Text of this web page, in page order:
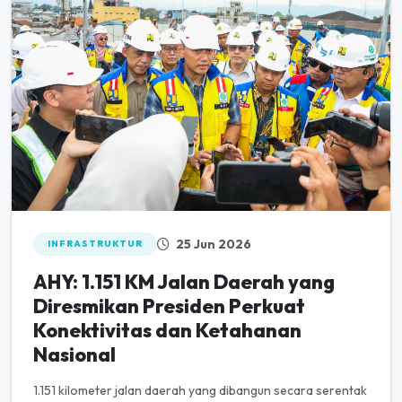
INFRASTRUKTUR 25 Jun 2026
AHY: 1.151 KM Jalan Daerah yang
Diresmikan Presiden Perkuat
Konektivitas dan Ketahanan
Nasional
1.151 kilometer jalan daerah yang dibangun secara serentak